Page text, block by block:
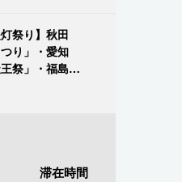
祭り】秋田
つり」・愛知
祭」・福島
空を照らす光
滞在時間